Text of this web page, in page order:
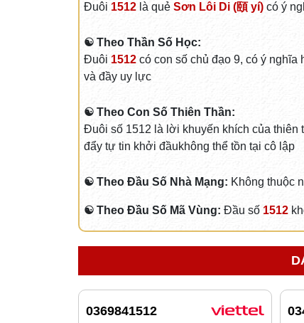
Đuôi 1512là quẻ Sơn Lôi Di (頤 yí)có ý
☯ Theo Thần Số Học:
Đuôi 1512có con số chủ đạo 9, có ý nghĩa
và đầy uy lực
☯ Theo Con Số Thiên Thần:
Đuôi số 1512 là lời khuyến khích của thiên
đẩy tự tin khởi đầukhông thể tồn tại cô lập
☯ Theo Đầu Số Nhà Mạng: Không thuộc
☯ Theo Đầu Số Mã Vùng: Đầu số 1512
0369841512